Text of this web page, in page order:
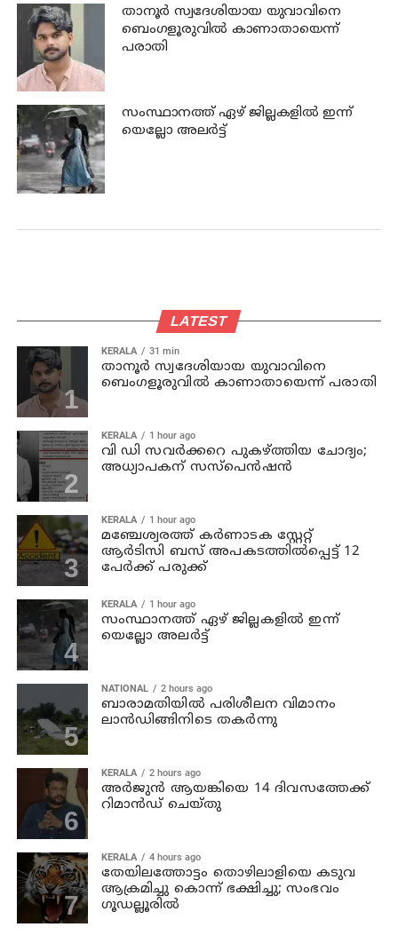
താനൂര്‍ സ്വദേശിയായ യുവാവിനെ
ബെംഗളൂരുവില്‍ കാണാതായെന്ന്
പരാതി
സംസ്ഥാനത്ത് ഏഴ് ജില്ലകളില്‍ ഇന്ന്
യെല്ലോ അലര്‍ട്ട്
LATEST
KERALA 31 min
താനൂര്‍ സ്വദേശിയായ യുവാവിനെ
ബെംഗളൂരുവില്‍ കാണാതായെന്ന് പരാതി
KERALA 1 hour ago
വി ഡി സവര്‍ക്കറെ പുകഴ്ത്തിയ ചോദ്യം;
അധ്യാപകന് സസ്പെന്‍ഷന്‍
KERALA 1 hour ago
മഞ്ചേശ്വരത്ത് കര്‍ണാടക സ്റ്റേറ്റ്
ആര്‍ടിസി ബസ് അപകടത്തില്‍പ്പെട്ട് 12
പേര്‍ക്ക് പരുക്ക്
KERALA 1 hour ago
സംസ്ഥാനത്ത് ഏഴ് ജില്ലകളില്‍ ഇന്ന്
യെല്ലോ അലര്‍ട്ട്
NATIONAL 2 hours ago
ബാരാമതിയില്‍ പരിശീലന വിമാനം
ലാന്‍ഡിങ്ങിനിടെ തകര്‍ന്നു
KERALA 2 hours ago
അര്‍ജുന്‍ ആയങ്കിയെ 14 ദിവസത്തേക്ക്
റിമാൻഡ് ചെയ്തു
KERALA 4 hours ago
തേയിലത്തോട്ടം തൊഴിലാളിയെ കടുവ
ആക്രമിച്ചു കൊന്ന് ഭക്ഷിച്ചു; സംഭവം
ഗൂഡല്ലൂരില്‍